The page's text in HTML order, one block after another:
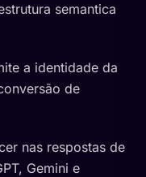
semantica
a identidade da
de
nas respostas de
Gemini e